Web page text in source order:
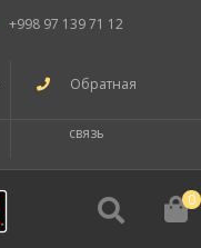
+998 97 139 71 12
Обратная
связь
0